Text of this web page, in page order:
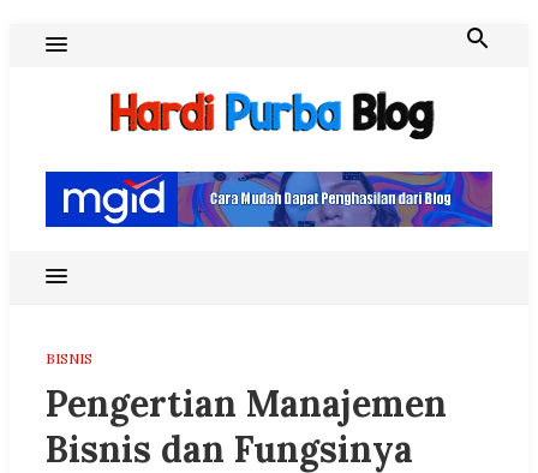
BISNIS
Pengertian Manajemen
Bisnis dan Fungsinya